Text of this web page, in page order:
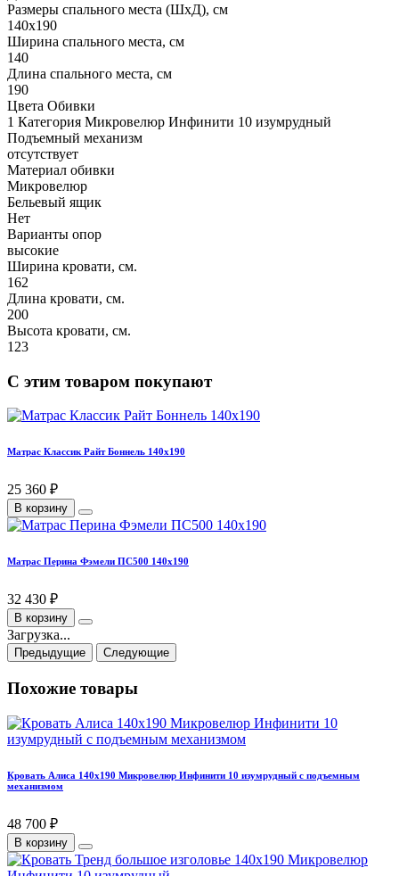
Размеры спального места (ШхД), см
140х190
Ширина спального места, см
140
Длина спального места, см
190
Цвета Обивки
1 Категория Микровелюр Инфинити 10 изумрудный
Подъемный механизм
отсутствует
Материал обивки
Микровелюр
Бельевый ящик
Нет
Варианты опор
высокие
Ширина кровати, см.
162
Длина кровати, см.
200
Высота кровати, см.
123
С этим товаром покупают
Матрас Классик Райт Боннель 140х190
25 360 ₽
В корзину
Матрас Перина Фэмели ПС500 140х190
32 430 ₽
В корзину
Загрузка...
Предыдущие Следующие
Похожие товары
Кровать Алиса 140х190 Микровелюр Инфинити 10 изумрудный с подъемным
механизмом
48 700 ₽
В корзину